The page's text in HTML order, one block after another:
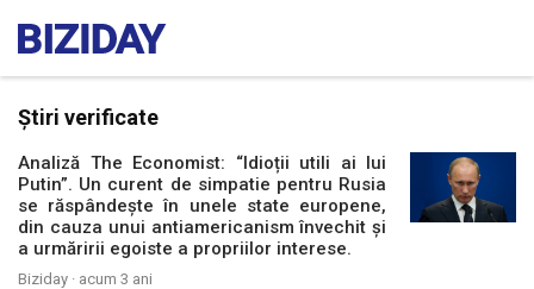
Știri verificate
Analiză The Economist: “Idioții utili ai lui
Putin”. Un curent de simpatie pentru Rusia
se răspândește în unele state europene,
din cauza unui antiamericanism învechit și
a urmăririi egoiste a propriilor interese.
Biziday · acum 3 ani